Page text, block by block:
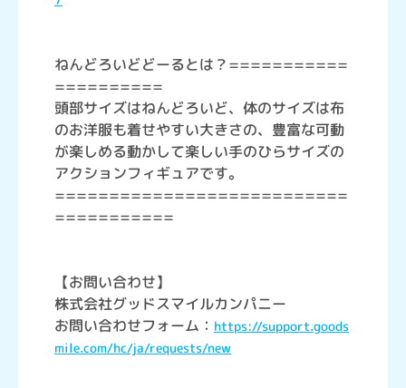
ねんどろいどどーるとは？===========
==========
頭部サイズはねんどろいど、体のサイズは布
のお洋服も着せやすい大きさの、豊富な可動
が楽しめる動かして楽しい手のひらサイズの
アクションフィギュアです。
===========================
===========
【お問い合わせ】
株式会社グッドスマイルカンパニー
お問い合わせフォーム： https://support.goods
mile.com/hc/ja/requests/new